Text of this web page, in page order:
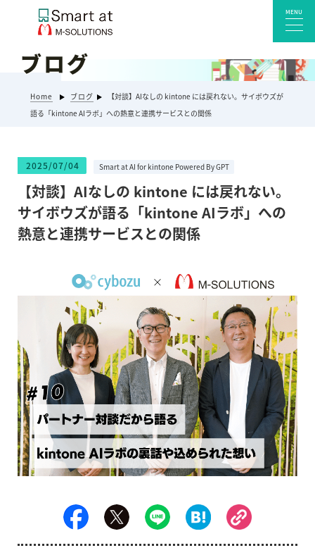
Smart at reception 会社受付
kintoneプラグイン・連携サービス
Smart at 自治体DX
システム開発
エンタープライズ向けkintone開発
Smart at GATE for LINE WORKS
みやすい解析
MENU
ブログ
Home ブログ
【対談】AIなしの kintone には戻れない。サイボウズが
語る「kintone AIラボ」への熱意と連携サービスとの関係
2025/07/04 Smart at AI for kintone Powered By GPT
【対談】AIなしの kintone には戻れない。
サイボウズが語る「kintone AIラボ」への
熱意と連携サービスとの関係